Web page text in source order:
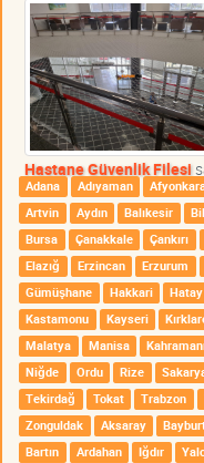
Hastane Güvenlik Filesi
Adana Adıyaman
Artvin
Aydın Balıkesir
Bursa
Çanakkale Çankırı
Elazığ
Erzincan Erzurum
Gümüşhane
Hakkari Hatay
Kastamonu
Kayseri
Malatya
Manisa
Niğde
Ordu Rize
Tekirdağ
Tokat Trabzon
Zonguldak
Aksaray
Bartın
Ardahan Iğdır